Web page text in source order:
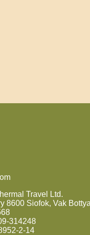
Travel Ltd.
8600 Siofok, Vak
314248
2-14